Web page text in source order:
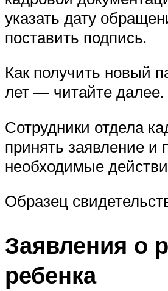
указать дату
поставить подпись.
Как получить новый
лет — читайте далее.
Сотрудники отдела
принять заявление и
необходимые
Образец
Заявления о
ребенка